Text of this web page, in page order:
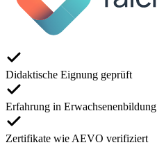
Didaktische Eignung geprüft
Erfahrung in Erwachsenenbildung
Zertifikate wie AEVO verifiziert